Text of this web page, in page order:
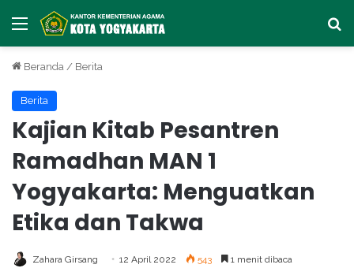
Menu
Beranda / Berita
Berita
Kajian Kitab Pesantren
Ramadhan MAN 1
Yogyakarta: Menguatkan
Etika dan Takwa
Zahara Girsang 12 April 2022 543 1 menit dibaca